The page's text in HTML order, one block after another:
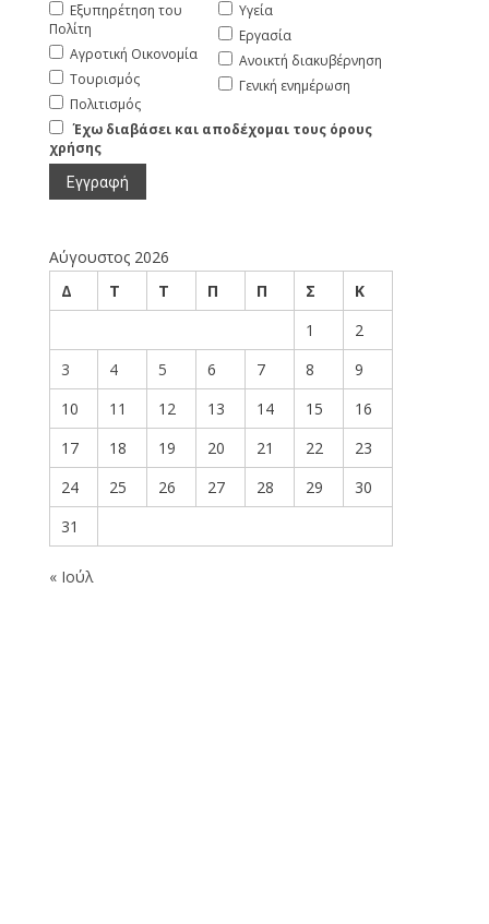
Εξυπηρέτηση του
Πολίτη
Αγροτική Οικονομία
Τουρισμός
Πολιτισμός
Υγεία
Εργασία
Ανοικτή διακυβέρνηση
Γενική ενημέρωση
Έχω διαβάσει και αποδέχομαι τους όρους
χρήσης
Αύγουστος 2026
Δ
Τ Τ Π Π Σ
Κ
1
2
3
4 5 6 7 8
9
10
11 12 13 14 15
16
17
18 19 20 21 22
23
24
25 26 27 28 29
30
31
« Ιούλ